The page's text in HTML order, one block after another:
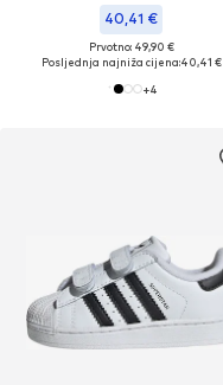
40,41 €
Prvotno: 49,90 €
Posljednja najniža cijena:40,41 €
+4